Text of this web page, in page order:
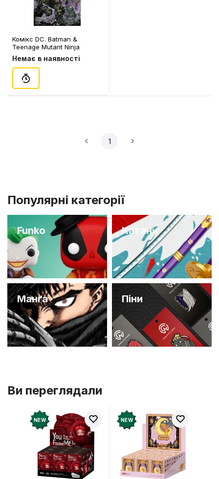
Комікс DC. Batman &
Teenage Mutant Ninja
Turtles II. A Knight in New
York. Volume 1. #4, (350411)
Немає в наявності
1
Популярні категорії
Funko Катани
Манґа Піни
Ви переглядали
NEW NEW